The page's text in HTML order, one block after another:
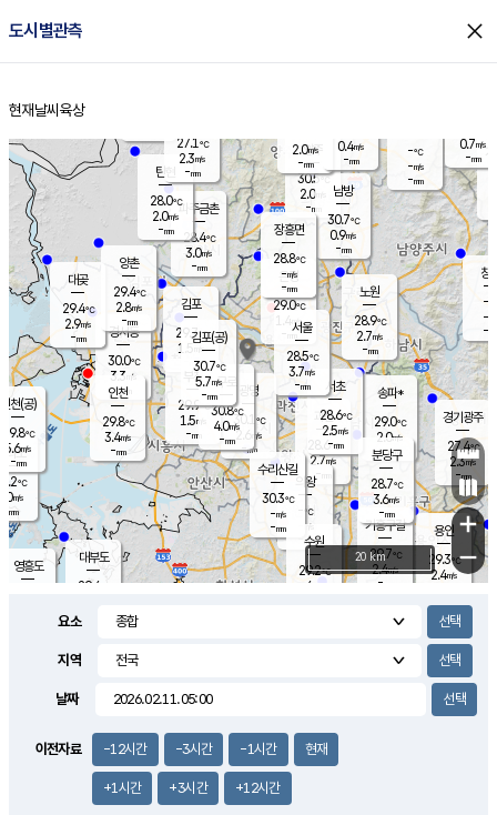
도시별관측 close
홈
현재날씨 육상
의도
℃
m/s
mm
영흥도
양주
30.5℃
2.0
-mm
과천
28.6℃
2.7m/s
- mm
용인
29.3℃
2.4m/s
경기광주
27.4℃
2.3m/s
-mm
4.0m/s
대부도
29.4
경서동
30.0℃
3.3 m/s
-mm
파주금촌
28.4℃
3.0m/s
-mm
-℃
-m/s
-mm
대곶
29.4℃
2.9m/s
-mm
창
-
-m/
-
탄현
28.0℃
2.0m/s
-mm
0.7m/s
-mm
의왕
- ℃
m/s
mm
김포
29.7℃
1.5 m/s
mm
광명
30.1
℃
2.6 m/s
-mm
부천
29.9℃
1.5m/s
-mm
양촌
29.4℃
2.8m/s
-mm
구로
30.8℃
4.0m/s
-mm
은평
29.0℃
1.4 m/s
- mm
노원
28.9℃
2.7m/s
-mm
송파*
29.0℃
2.0m/s
-mm
서초
28.6℃
2.5m/s
-mm
남방
30.7℃
0.9m/s
-mm
기흥구갈
29.7℃
2.4m/s
-
수리산길
30.3℃
-m/s
-mm
분당구
28.7℃
3.6m/s
-mm
장흥면
28.8℃
-m/s
-mm
2.0m/s
-mm
인천(공)
29.8℃
5.6m/s
-mm
김포(공)
30.7℃
5.7m/s
-mm
수원
29.2℃
4 m/s
인천
29.8℃
3.4m/s
-mm
서울
28.5℃
3.7m/s
-mm
27.1℃
2.3m/s
-mm
0.4m/s
-mm
+
−
20 km
요소
지역
날짜
이전자료 -12시간 -3시간 -1시간 현재
+1시간 +3시간 +12시간